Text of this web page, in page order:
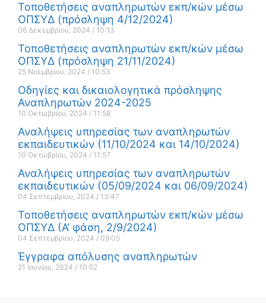
Τοποθετήσεις αναπληρωτών εκπ/κών μέσω
ΟΠΣΥΔ (πρόσληψη 4/12/2024)
06 Δεκεμβρίου, 2024 10:13
Τοποθετήσεις αναπληρωτών εκπ/κών μέσω
ΟΠΣΥΔ (πρόσληψη 21/11/2024)
25 Νοεμβρίου, 2024 10:53
Οδηγίες και δικαιολογητικά πρόσληψης
Αναπληρωτών 2024-2025
10 Οκτωβρίου, 2024 11:58
Αναλήψεις υπηρεσίας των αναπληρωτών
εκπαιδευτικών (11/10/2024 και 14/10/2024)
10 Οκτωβρίου, 2024 11:57
Αναλήψεις υπηρεσίας των αναπληρωτών
εκπαιδευτικών (05/09/2024 και 06/09/2024)
04 Σεπτεμβρίου, 2024 13:47
Τοποθετήσεις αναπληρωτών εκπ/κών μέσω
ΟΠΣΥΔ (Α’ φάση, 2/9/2024)
04 Σεπτεμβρίου, 2024 09:05
Έγγραφα απόλυσης αναπληρωτών
21 Ιουνίου, 2024 10:52